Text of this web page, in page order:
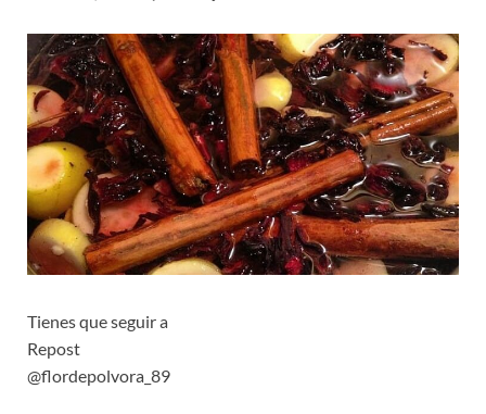
Tienes que seguir a
Repost
@flordepolvora_89